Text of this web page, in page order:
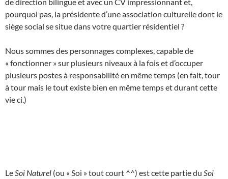
pourquoi pas, la présidente d’une association culturelle dont le
siège social se situe dans votre quartier résidentiel ?
Nous sommes des personnages complexes, capable de
« fonctionner » sur plusieurs niveaux à la fois et d’occuper
plusieurs postes à responsabilité en même temps (en fait, tour
à tour mais le tout existe bien en même temps et durant cette
vie ci.)
Le Soi Naturel (ou « Soi » tout court ^^) est cette partie du Soi